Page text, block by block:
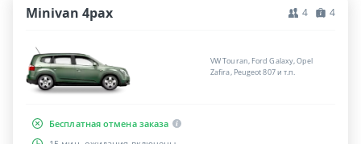
Minivan 4pax 4 4
VW Touran, Ford Galaxy, Opel
Zafira, Peugeot 807 и т.п.
Бесплатная отмена заказа